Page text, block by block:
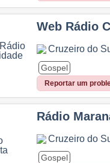
Web Rádio
Cruzeiro do
Gospel
Reportar um
Rádio
Cruzeiro do
Gospel